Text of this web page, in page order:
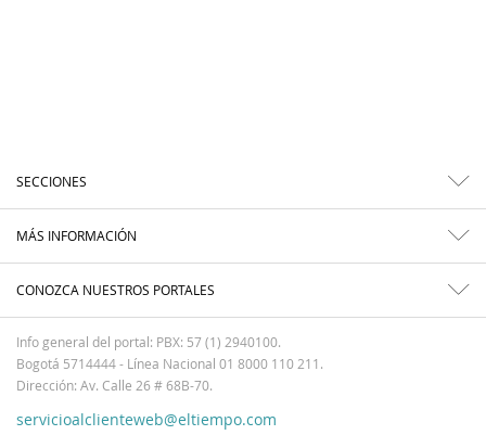
SECCIONES
MÁS INFORMACIÓN
CONOZCA NUESTROS PORTALES
Info general del portal: PBX: 57 (1) 2940100.
Bogotá 5714444 - Línea Nacional 01 8000 110 211.
Dirección: Av. Calle 26 # 68B-70.
servicioalclienteweb@eltiempo.com